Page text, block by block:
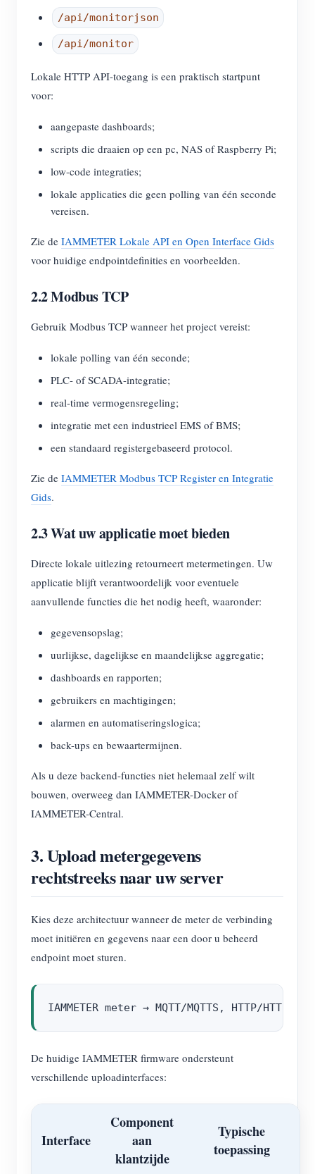
/api/monitorjson
/api/monitor
Lokale HTTP API-toegang is een praktisch startpunt
voor:
aangepaste dashboards;
scripts die draaien op een pc, NAS of Raspberry Pi;
low-code integraties;
lokale applicaties die geen polling van één seconde
vereisen.
Zie de IAMMETER Lokale API en Open Interface Gids
voor huidige endpointdefinities en voorbeelden.
2.2 Modbus TCP
Gebruik Modbus TCP wanneer het project vereist:
lokale polling van één seconde;
PLC- of SCADA-integratie;
real-time vermogensregeling;
integratie met een industrieel EMS of BMS;
een standaard registergebaseerd protocol.
Zie de IAMMETER Modbus TCP Register en Integratie
Gids.
2.3 Wat uw applicatie moet bieden
Directe lokale uitlezing retourneert metermetingen. Uw
applicatie blijft verantwoordelijk voor eventuele
aanvullende functies die het nodig heeft, waaronder:
gegevensopslag;
uurlijkse, dagelijkse en maandelijkse aggregatie;
dashboards en rapporten;
gebruikers en machtigingen;
alarmen en automatiseringslogica;
back-ups en bewaartermijnen.
Als u deze backend-functies niet helemaal zelf wilt
bouwen, overweeg dan IAMMETER-Docker of
IAMMETER-Central.
3. Upload metergegevens
rechtstreeks naar uw server
Kies deze architectuur wanneer de meter de verbinding
moet initiëren en gegevens naar een door u beheerd
endpoint moet sturen.
De huidige IAMMETER firmware ondersteunt
verschillende uploadinterfaces:
Interface
Component
aan
klantzijde
Typische
toepassing